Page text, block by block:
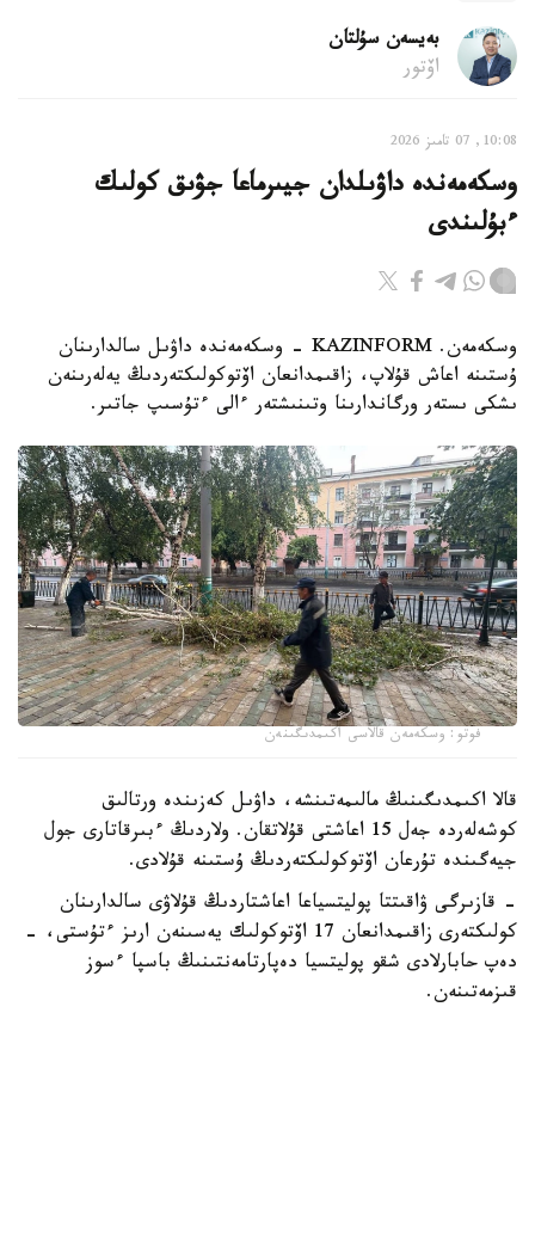
بەيسەن سۇلتان
اۆتور
10:08, 07 تامىز 2026
وسكەمەندە داۋىلدان جيىرماعا جۋىق كولىك
ءبۇلىندى
وسكەمەن. KAZINFORM - وسكەمەندە داۋىل سالدارىنان
ۇستىنە اعاش قۇلاپ، زاقىمدانعان اۆتوكولىكتەردىڭ يەلەرىنەن
ىشكى ىستەر ورگاندارىنا وتىنىشتەر ءالى ءتۇسىپ جاتىر.
فوتو: وسكەمەن قالاسى اكىمدىگىنەن
قالا اكىمدىگىنىڭ مالىمەتىنشە، داۋىل كەزىندە ورتالىق
كوشەلەردە جەل 15 اعاشتى قۇلاتقان. ولاردىڭ ءبىرقاتارى جول
جيەگىندە تۇرعان اۆتوكولىكتەردىڭ ۇستىنە قۇلادى.
- قازىرگى ۋاقىتتا پوليتسياعا اعاشتاردىڭ قۇلاۋى سالدارىنان
كولىكتەرى زاقىمدانعان 17 اۆتوكولىك يەسىنەن ارىز ءتۇستى، -
دەپ حابارلادى شقو پوليتسيا دەپارتامەنتىنىڭ باسپا ءسوز
قىزمەتىنەن.